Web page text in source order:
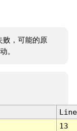
败，可能的原
。
Line
13